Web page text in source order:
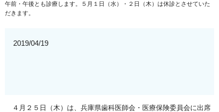
午前・午後とも診療します。５月１日（水）・２日（木）は休診とさせていた
だきます。
2019/04/19
４月２５日（木）は、兵庫県歯科医師会・医療保険委員会に出席